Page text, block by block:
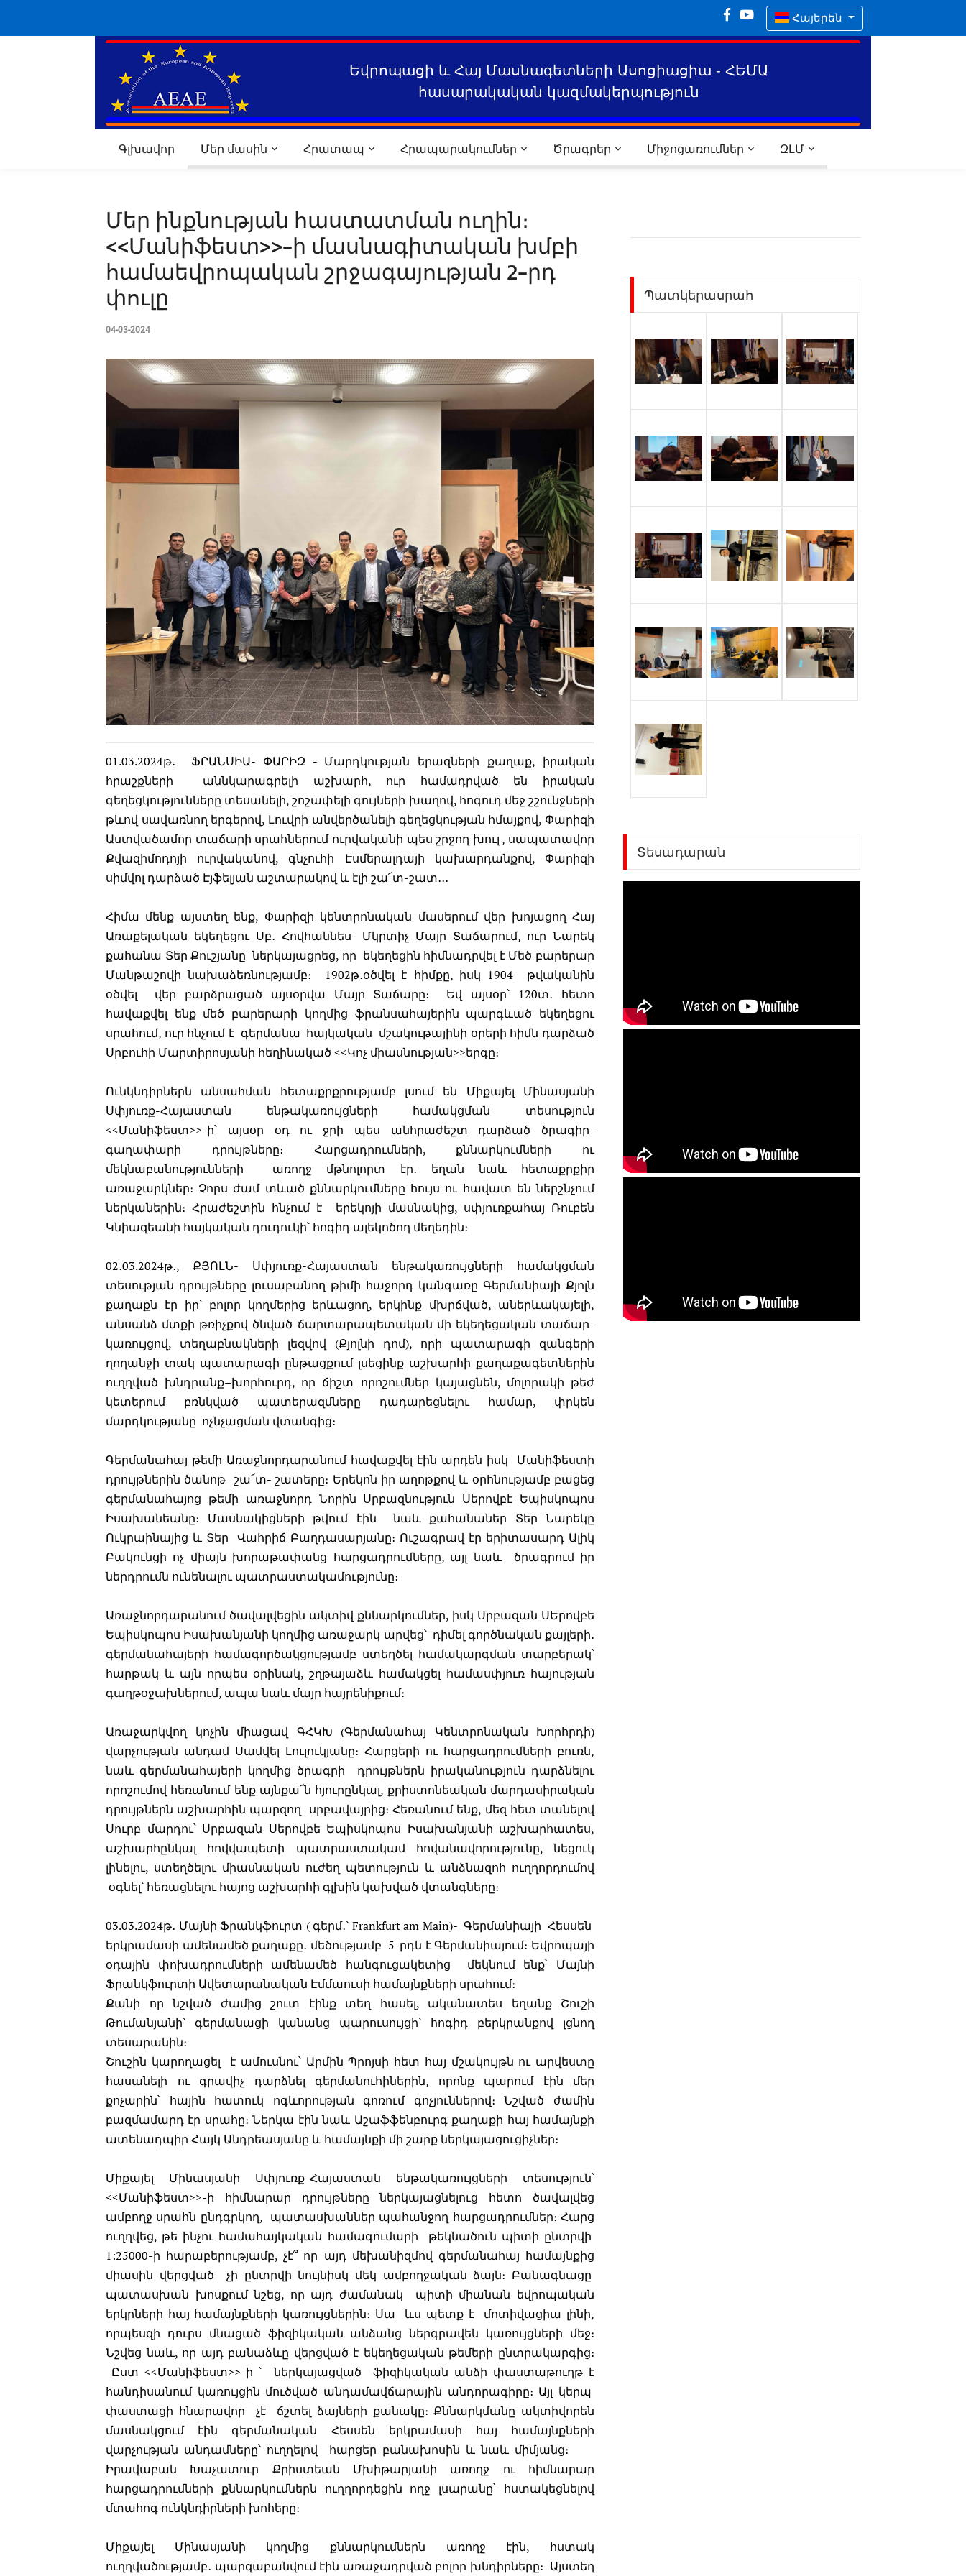
Հայերեն
Եվրոպացի և Հայ Մասնագետների Ասոցիացիա - ՀԵՄԱ
հասարակական կազմակերպություն
Գլխավոր Մեր մասին Հրատապ Հրապարակումներ Ծրագրեր Միջոցառումներ ԶԼՄ
Մեր ինքնության հաստատման ուղին։
<<Մանիֆեստ>>-ի մասնագիտական խմբի
համաեվրոպական շրջագայության 2-րդ
փուլը
04-03-2024
01.03.2024թ․ ՖՐԱՆՍԻԱ- ՓԱՐԻԶ - Մարդկության երազների քաղաք, իրական
հրաշքների աննկարագրելի աշխարհ, ուր համադրված են իրական
գեղեցկությունները տեսանելի, շոշափելի գույների խաղով, հոգուդ մեջ շշունջների
թևով սավառնող երգերով, Լուվրի անվերծանելի գեղեցկության հմայքով, Փարիզի
Աստվածամոր տաճարի սրահներում ուրվականի պես շրջող խուլ , սապատավոր
Քվազիմոդոյի ուրվականով, գնչուհի Էսմերալդայի կախարդանքով, Փարիզի
սիմվոլ դարձած Էյֆելյան աշտարակով և էլի շա՜տ-շատ․․․
Հիմա մենք այստեղ ենք, Փարիզի կենտրոնական մասերում վեր խոյացող Հայ
Առաքելական եկեղեցու Սբ․ Հովհաննես- Մկրտիչ Մայր Տաճարում, ուր Նարեկ
քահանա Տեր Քուշյանը ներկայացրեց, որ եկեղեցին հիմնադրվել է Մեծ բարերար
Մանթաշովի նախաձեռնությամբ։ 1902թ․օծվել է հիմքը, իսկ 1904 թվականին
օծվել վեր բարձրացած այսօրվա Մայր Տաճարը։ Եվ այսօր՝ 120տ․ հետո
հավաքվել ենք մեծ բարերարի կողմից ֆրանսահայերին պարգևած եկեղեցու
սրահում, ուր հնչում է գերմանա-հայկական մշակութայինի օրերի հիմն դարձած
Սրբուհի Մարտիրոսյանի հեղինակած <<Կոչ միասնության>>երգը։
Ունկնդիրներն անսահման հետաքրքրությամբ լսում են Միքայել Մինասյանի
Սփյուռք-Հայաստան ենթակառույցների համակցման տեսություն
<<Մանիֆեստ>>-ի՝ այսօր օդ ու ջրի պես անհրաժեշտ դարձած ծրագիր-
գաղափարի դրույթները։ Հարցադրումների, քննարկումների ու
մեկնաբանությունների առողջ մթնոլորտ էր․ եղան նաև հետաքրքիր
առաջարկներ։ Չորս ժամ տևած քննարկումները հույս ու հավատ են ներշնչում
ներկաներին։ Հրաժեշտին հնչում է երեկոյի մասնակից, սփյուռքահայ Ռուբեն
Կնիազեանի հայկական դուդուկի՝ հոգիդ ալեկոծող մեղեդին։
02․03.2024թ․, ՔՅՈԼՆ- Սփյուռք-Հայաստան ենթակառույցների համակցման
տեսության դրույթները լուսաբանող թիմի հաջորդ կանգառը Գերմանիայի Քյոլն
քաղաքն էր իր՝ բոլոր կողմերից երևացող, երկինք մխրճված, աներևակայելի,
անսանձ մտքի թռիչքով ծնված ճարտարապետական մի եկեղեցական տաճար-
կառույցով, տեղաբնակների լեզվով (Քյոլնի դոմ), որի պատարագի զանգերի
ղողանջի տակ պատարագի ընթացքում լսեցինք աշխարհի քաղաքագետներին
ուղղված խնդրանք–խորհուրդ, որ ճիշտ որոշումներ կայացնեն, մոլորակի թեժ
կետերում բռնկված պատերազմները դադարեցնելու համար, փրկեն
մարդկությանը ոչնչացման վտանգից։
Գերմանահայ թեմի Առաջնորդարանում հավաքվել էին արդեն իսկ Մանիֆեստի
դրույթներին ծանոթ շա՜տ- շատերը։ Երեկոն իր աղոթքով և օրհնությամբ բացեց
գերմանահայոց թեմի առաջնորդ Նորին Սրբազնություն Սերովբէ Եպիսկոպոս
Իսախանեանը։ Մասնակիցների թվում էին նաև քահանաներ Տեր Նարեկը
Ուկրաինայից և Տեր Վահրիճ Բաղդասարյանը։ Ուշագրավ էր երիտասարդ Ալիկ
Բակունցի ոչ միայն խորաթափանց հարցադրումները, այլ նաև ծրագրում իր
ներդրումն ունենալու պատրաստակամությունը։
Առաջնորդարանում ծավալվեցին ակտիվ քննարկումներ, իսկ Սրբազան ՍԵրովբե
Եպիսկոպոս Իսախանյանի կողմից առաջարկ արվեց՝ դիմել գործնական քայլերի․
գերմանահայերի համագործակցությամբ ստեղծել համակարգման տարբերակ՝
հարթակ և այն որպես օրինակ, շղթայաձև համակցել համասփյուռ հայության
գաղթօջախներում, ապա նաև մայր հայրենիքում։
Առաջարկվող կոչին միացավ ԳՀԿԽ (Գերմանահայ Կենտրոնական Խորհրդի)
վարչության անդամ Սամվել Լուլուկյանը։ Հարցերի ու հարցադրումների բուռն,
նաև գերմանահայերի կողմից ծրագրի դրույթներն իրականություն դարձնելու
որոշումով հեռանում ենք այնքա՜ն հյուրընկալ, քրիստոնեական մարդասիրական
դրույթներն աշխարհին պարզող սրբավայրից։ Հեռանում ենք, մեզ հետ տանելով
Սուրբ մարդու՝ Սրբազան Սերովբե Եպիսկոպոս Իսախանյանի աշխարհատես,
աշխարհընկալ հովվապետի պատրաստակամ հովանավորությունը, նեցուկ
լինելու, ստեղծելու միասնական ուժեղ պետություն և անձնազոհ ուղղորդումով
օգնել՝ հեռացնելու հայոց աշխարհի գլխին կախված վտանգները։
03.03.2024թ․ Մայնի Ֆրանկֆուրտ ( գերմ․՝ Frankfurt am Main)- Գերմանիայի Հեսսեն
երկրամասի ամենամեծ քաղաքը․ մեծությամբ 5-րդն է Գերմանիայում։ Եվրոպայի
օդային փոխադրումների ամենամեծ հանգուցակետից մեկնում ենք՝ Մայնի
Ֆրանկֆուրտի Ավետարանական Էմմաուսի համայնքների սրահում։
Քանի որ նշված ժամից շուտ էինք տեղ հասել, ականատես եղանք Շուշի
Թումանյանի՝ գերմանացի կանանց պարուսույցի՝ հոգիդ բերկրանքով լցնող
տեսարանին։
Շուշին կարողացել է ամուսնու՝ Արմին Պրոյսի հետ հայ մշակույթն ու արվեստը
հասանելի ու գրավիչ դարձնել գերմանուհիներին, որոնք պարում էին մեր
քոչարին՝ հային հատուկ ոգևորության գոռում գոչյուններով։ Նշված ժամին
բազմամարդ էր սրահը։ Ներկա էին նաև Աշաֆֆենբուրգ քաղաքի հայ համայնքի
ատենադպիր Հայկ Անդրեասյանը և համայնքի մի շարք ներկայացուցիչներ։
Միքայել Մինասյանի Սփյուռք-Հայաստան ենթակառույցների տեսություն՝
<<Մանիֆեստ>>-ի հիմնարար դրույթները ներկայացնելուց հետո ծավալվեց
ամբողջ սրահն ընդգրկող, պատասխաններ պահանջող հարցադրումներ։ Հարց
ուղղվեց, թե ինչու համահայկական համագումարի թեկնածուն պիտի ընտրվի
1:25000-ի հարաբերությամբ, չէ՞ որ այդ մեխանիզմով գերմանահայ համայնքից
միասին վերցված չի ընտրվի նույնիսկ մեկ ամբողջական ձայն։ Բանագնացը
պատասխան խոսքում նշեց, որ այդ ժամանակ պիտի միանան եվրոպական
երկրների հայ համայնքների կառույցներին։ Սա ևս պետք է մոտիվացիա լինի,
որպեսզի դուրս մնացած ֆիզիկական անձանց ներգրավեն կառույցների մեջ։
Նշվեց նաև, որ այդ բանաձևը վերցված է եկեղեցական թեմերի ընտրակարգից։
Ըստ <<Մանիֆեստ>>-ի ՝ ներկայացված ֆիզիկական անձի փաստաթուղթ է
հանդիսանում կառույցին մուծված անդամավճարային անդորագիրը։ Այլ կերպ
փաստացի հնարավոր չէ ճշտել ձայների քանակը։ Քննարկմանը ակտիվորեն
մասնակցում էին գերմանական Հեսսեն երկրամասի հայ համայնքների
վարչության անդամները՝ ուղղելով հարցեր բանախոսին և նաև միմյանց։
Իրավաբան Խաչատուր Քրիստեան Մխիթարյանի առողջ ու հիմնարար
հարցադրումների քննարկումներն ուղղորդեցին ողջ լսարանը՝ հստակեցնելով
մտահոգ ունկնդիրների խոհերը։
Միքայել Մինասյանի կողմից քննարկումներն առողջ էին, հստակ
ուղղվածությամբ․ պարզաբանվում էին առաջադրված բոլոր խնդիրները։ Այստեղ
Պատկերասրահ
Տեսադարան